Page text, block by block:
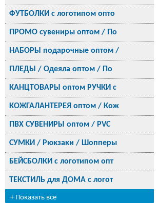
ФУТБОЛКИ с логотипом опто
ПРОМО сувениры оптом / По
НАБОРЫ подарочные оптом /
ПЛЕДЫ / Одеяла оптом / По
КАНЦТОВАРЫ оптом РУЧКИ с
КОЖГАЛАНТЕРЕЯ оптом / Кож
ПВХ СУВЕНИРЫ оптом / PVC
СУМКИ / Рюкзаки / Шопперы
БЕЙСБОЛКИ с логотипом опт
ТЕКСТИЛЬ для ДОМА с логот
+ Показать все